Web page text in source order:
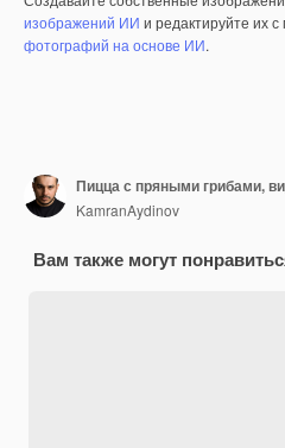
изображений ИИ и редактируйте их
фотографий на основе ИИ.
KamranAydinov
Вам также могут